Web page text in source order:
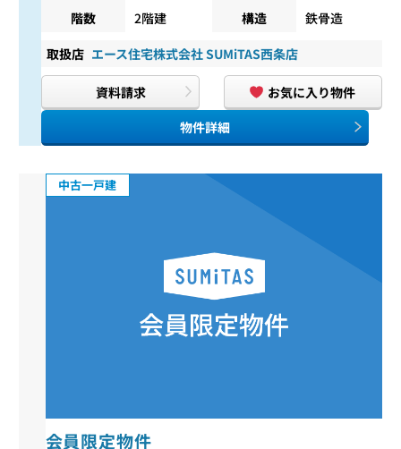
階数
2階建 構造 鉄骨造
取扱店 エース住宅株式会社 SUMiTAS西条店
資料請求
お気に入り物件
物件詳細
中古一戸建
会員限定物件